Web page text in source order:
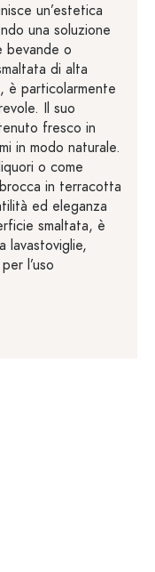
un’estetica
una soluzione
bevande o
di alta
è particolarmente
Il suo
fresco in
in modo naturale.
o come
in terracotta
ed eleganza
smaltata, è
lavastoviglie,
l’uso